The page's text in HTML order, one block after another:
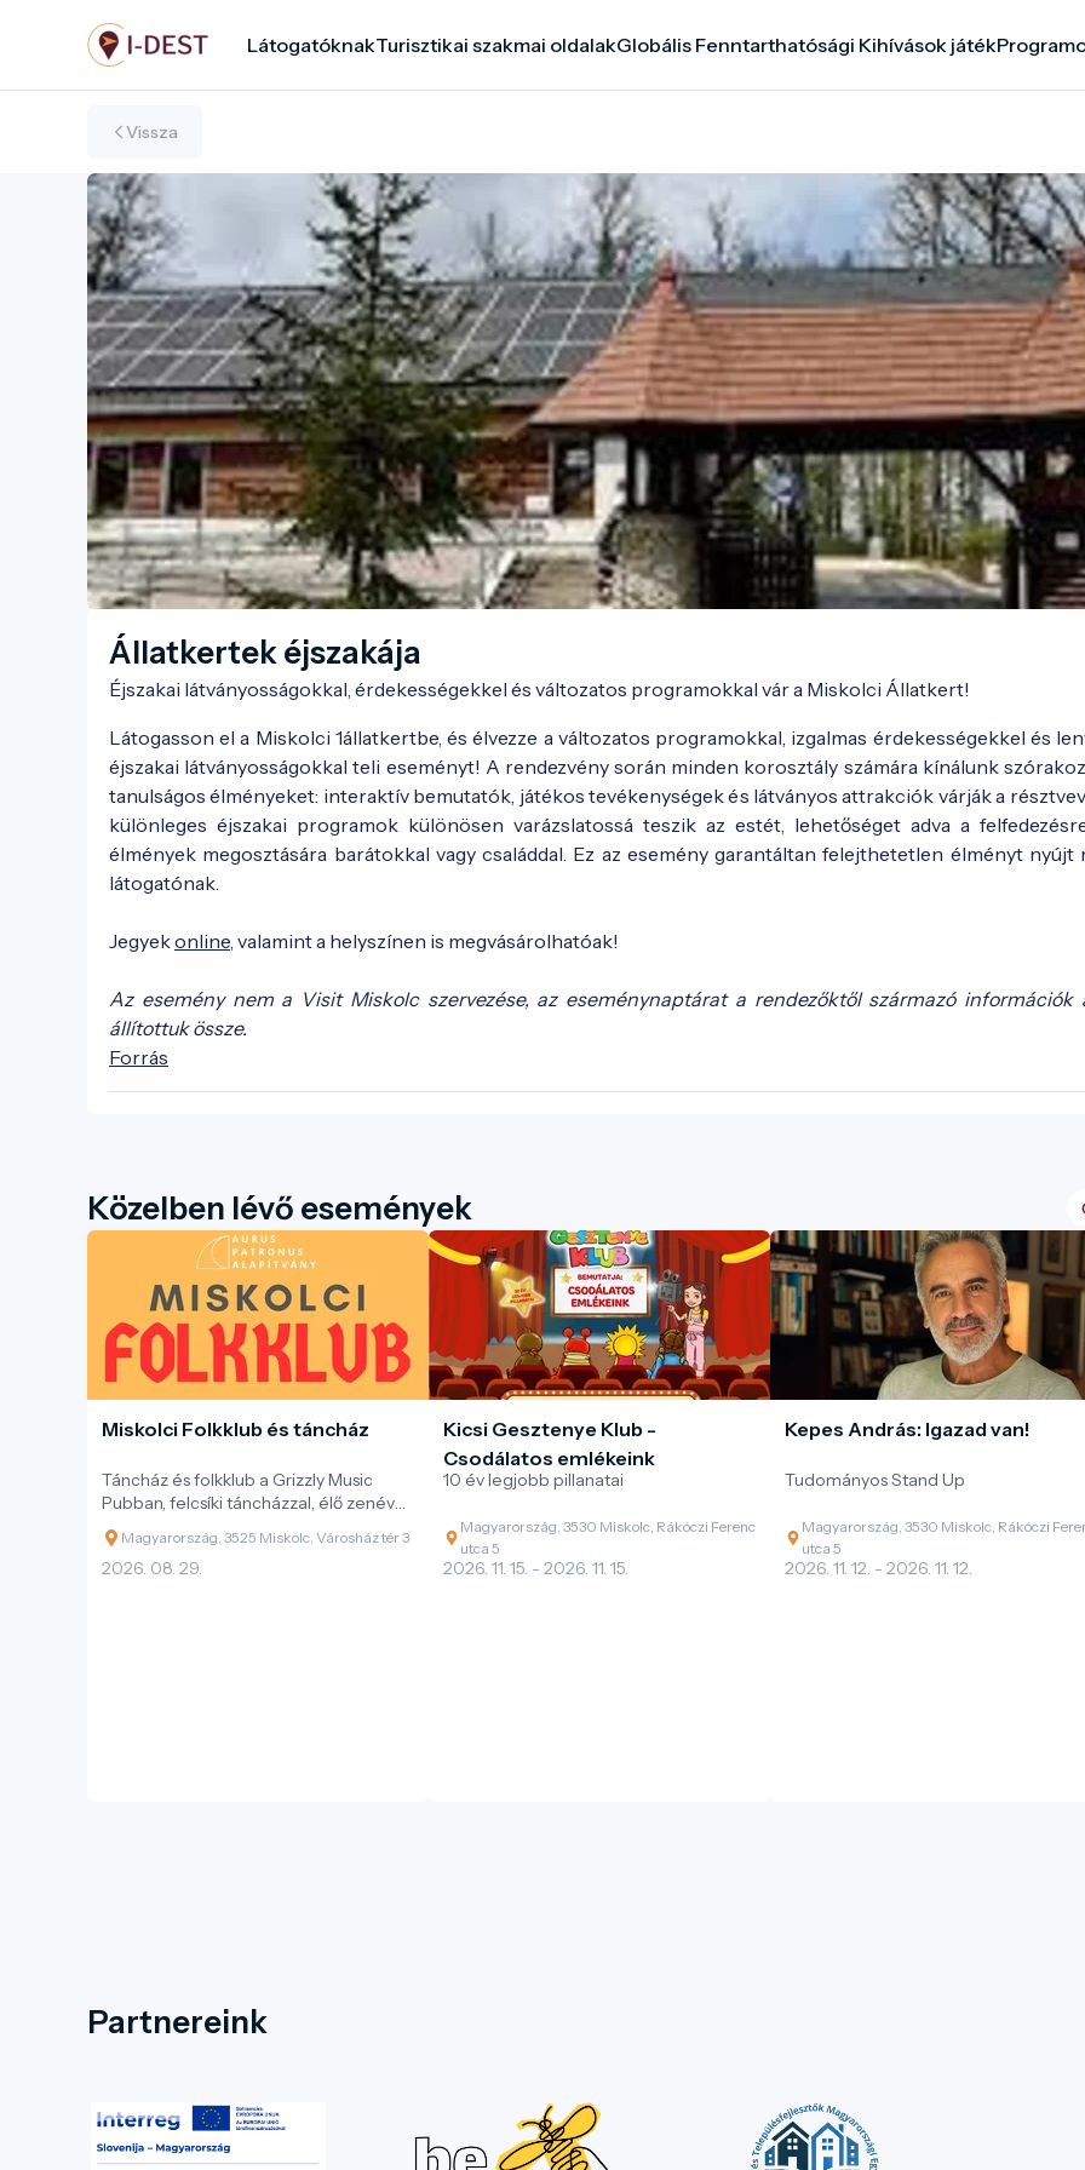
tartalomra
LátogatóknakTurisztikai szakmai oldalakGlobális Fenntarthatósági Kihívások játék
Vissza
Állatkertek éjszakája
Éjszakai látványosságokkal, érdekességekkel és változatos programokkal vár a Miskolci Állatkert!
Látogasson el a Miskolci 1állatkertbe, és élvezze a változatos programokkal, izgalmas érdekességekkel és
éjszakai látványosságokkal teli eseményt! A rendezvény során minden korosztály számára kínálunk
tanulságos élményeket: interaktív bemutatók, játékos tevékenységek és látványos attrakciók várják a
különleges éjszakai programok különösen varázslatossá teszik az estét, lehetőséget adva a
élmények megosztására barátokkal vagy családdal. Ez az esemény garantáltan felejthetetlen élményt nyújt
látogatónak.
Jegyekonline, valamint a helyszínen is megvásárolhatóak!
Az esemény nem a Visit Miskolc szervezése, az eseménynaptárat a rendezőktől származó információk
állítottuk össze.
Forrás
Közelben lévő események
Miskolci Folkklub és táncház
Táncház és folkklub a Grizzly Music
Pubban, felcsíki táncházzal, élő zenével
és változatos magyar néptáncokkal.
Magyarország, 3525 Miskolc, Városház tér 3
2026. 08. 29.
Kicsi Gesztenye Klub -
Csodálatos emlékeink
10 év legjobb pillanatai
Magyarország, 3530 Miskolc, Rákóczi Ferenc
utca 5
2026. 11. 15. - 2026. 11. 15.
Kepes András: Igazad van!
Tudományos Stand Up
Magyarország, 3530 Miskolc, Rákóczi
utca 5
2026. 11. 12. - 2026. 11. 12.
Partnereink